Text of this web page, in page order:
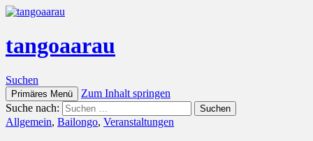
tangoaarau
Suchen
Primäres Menü
Zum Inhalt springen
Suche nach:
Allgemein, Bailongo, Veranstaltungen